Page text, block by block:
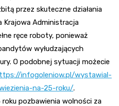
przez skuteczne działania
Krajowa Administracja
ręce roboty, ponieważ
wyłudzających
O podobnej sytuacji możecie
infogoleniow.pl/wystawial-
na-25-roku/.
pozbawienia wolności za